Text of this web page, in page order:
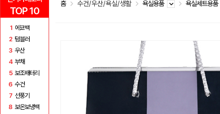
TOP 10
1 에코백
2 텀블러
3 우산
4 부채
5 보조배터리
6 수건
7 선풍기
8 보온보냉백
홈 수건/우산/욕실/생활 욕실용품 욕실세트용